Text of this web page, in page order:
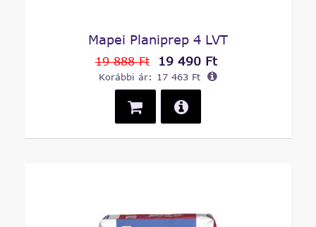
Mapei Planiprep 4 LVT
19 888 Ft 19 490 Ft
Korábbi ár: 17 463 Ft